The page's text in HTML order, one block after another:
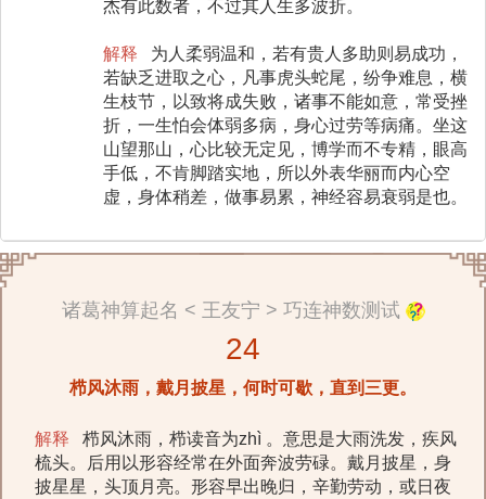
杰有此数者，不过其人生多波折。
解释
为人柔弱温和，若有贵人多助则易成功，
若缺乏进取之心，凡事虎头蛇尾，纷争难息，横
生枝节，以致将成失败，诸事不能如意，常受挫
折，一生怕会体弱多病，身心过劳等病痛。坐这
山望那山，心比较无定见，博学而不专精，眼高
手低，不肯脚踏实地，所以外表华丽而内心空
虚，身体稍差，做事易累，神经容易衰弱是也。
诸葛神算起名 < 王友宁 > 巧连神数测试
24
栉风沐雨，戴月披星，何时可歇，直到三更。
解释
栉风沐雨，栉读音为zhì 。意思是大雨洗发，疾风
梳头。后用以形容经常在外面奔波劳碌。戴月披星，身
披星星，头顶月亮。形容早出晚归，辛勤劳动，或日夜